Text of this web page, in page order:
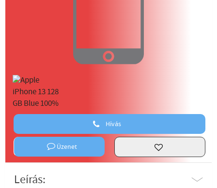
Hívás
Üzenet
Leírás: